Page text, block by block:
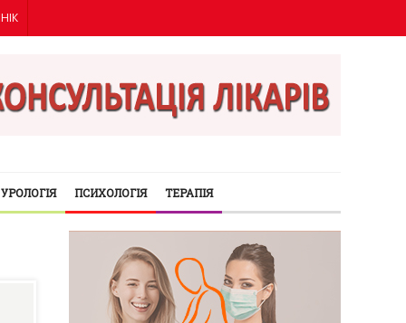
УРОЛОГІЯ ПСИХОЛОГІЯ ТЕРАПІЯ